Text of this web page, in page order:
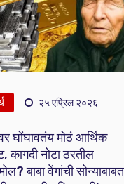
२५ एप्रिल २०२६
घोंघावतंय मोठं आर्थिक
कागदी नोटा ठरतील
बाबा वेंगांची सोन्याबाबत